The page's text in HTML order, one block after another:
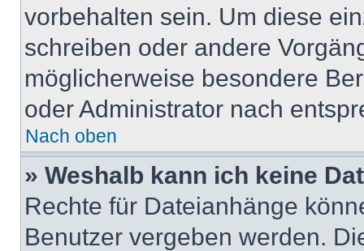
vorbehalten sein. Um diese
schreiben oder andere
möglicherweise besondere
oder Administrator nach
Nach oben
» Weshalb kann ich keine
Rechte für Dateianhänge
Benutzer vergeben werden.